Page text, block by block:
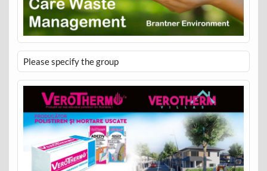
Please specify the group